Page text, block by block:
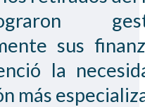
sus
la
más